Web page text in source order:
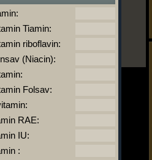
Tiamin:
riboflavin:
(Niacin):
Folsav:
RAE:
IU:
: